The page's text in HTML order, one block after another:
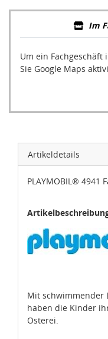
Im
Um ein Fachgeschäft
Sie Google Maps
Artikeldetails
PLAYMOBIL® 4941
Mit schwimmender
haben die Kinder
Osterei.